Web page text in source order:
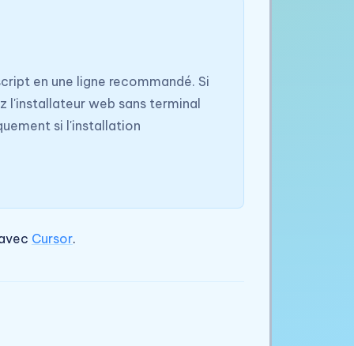
en une ligne recommandé. Si
l'installateur web sans terminal
si l'installation
Cursor.